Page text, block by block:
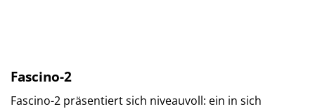
Fascino-2
Fascino-2 präsentiert sich niveauvoll: ein in sich